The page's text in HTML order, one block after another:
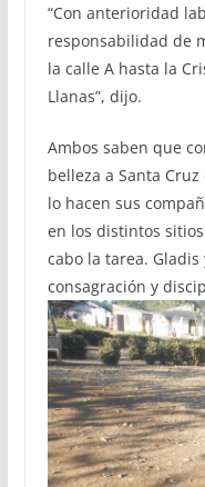
“Con anterioridad
responsabilidad de
la calle A hasta la
Llanas”, dijo.
Ambos saben que
belleza a Santa
lo hacen sus
en los distintos
cabo la tarea.
consagración y